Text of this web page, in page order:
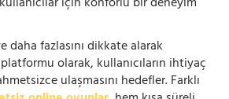
daha fazlasını dikkate alarak
olarak, kullanıcıların ihtiyaç
ulaşmasını hedefler. Farklı